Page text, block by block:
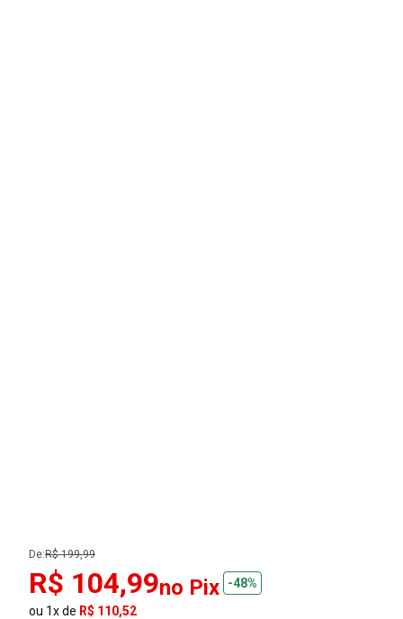
De:R$ 199,99
R$ 104,99no Pix
-48%
ou 1x de R$ 110,52